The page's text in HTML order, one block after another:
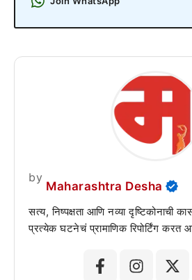
by
Maharashtra Desha
सत्य, निष्पक्षता आणि नव्या दृष्टिकोनाची
प्रत्येक घटनेचं प्रामाणिक रिपोर्टिंग